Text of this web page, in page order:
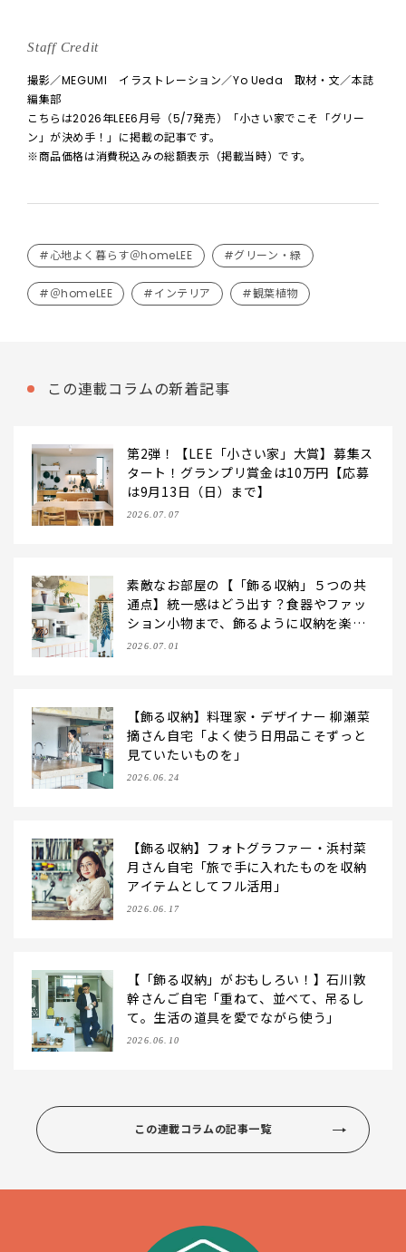
Staff Credit
撮影／MEGUMI イラストレーション／Yo Ueda 取材・文／本誌
編集部
こちらは2026年LEE6月号（5/7発売）「小さい家でこそ「グリー
ン」が決め手！」に掲載の記事です。
※商品価格は消費税込みの総額表示（掲載当時）です。
#心地よく暮らす＠homeLEE #グリーン・緑
#＠homeLEE #インテリア #観葉植物
この連載コラムの新着記事
第2弾！【LEE「小さい家」大賞】募集ス
タート！グランプリ賞金は10万円【応募
は9月13日（日）まで】
2026.07.07
素敵なお部屋の【「飾る収納」５つの共
通点】統一感はどう出す？食器やファッ
ション小物まで、飾るように収納を楽し
む方法
2026.07.01
【飾る収納】料理家・デザイナー 柳瀬菜
摘さん自宅「よく使う日用品こそずっと
見ていたいものを」
2026.06.24
【飾る収納】フォトグラファー・浜村菜
月さん自宅「旅で手に入れたものを収納
アイテムとしてフル活用」
2026.06.17
【「飾る収納」がおもしろい！】石川敦
幹さんご自宅「重ねて、並べて、吊るし
て。生活の道具を愛でながら使う」
2026.06.10
この連載コラムの記事一覧